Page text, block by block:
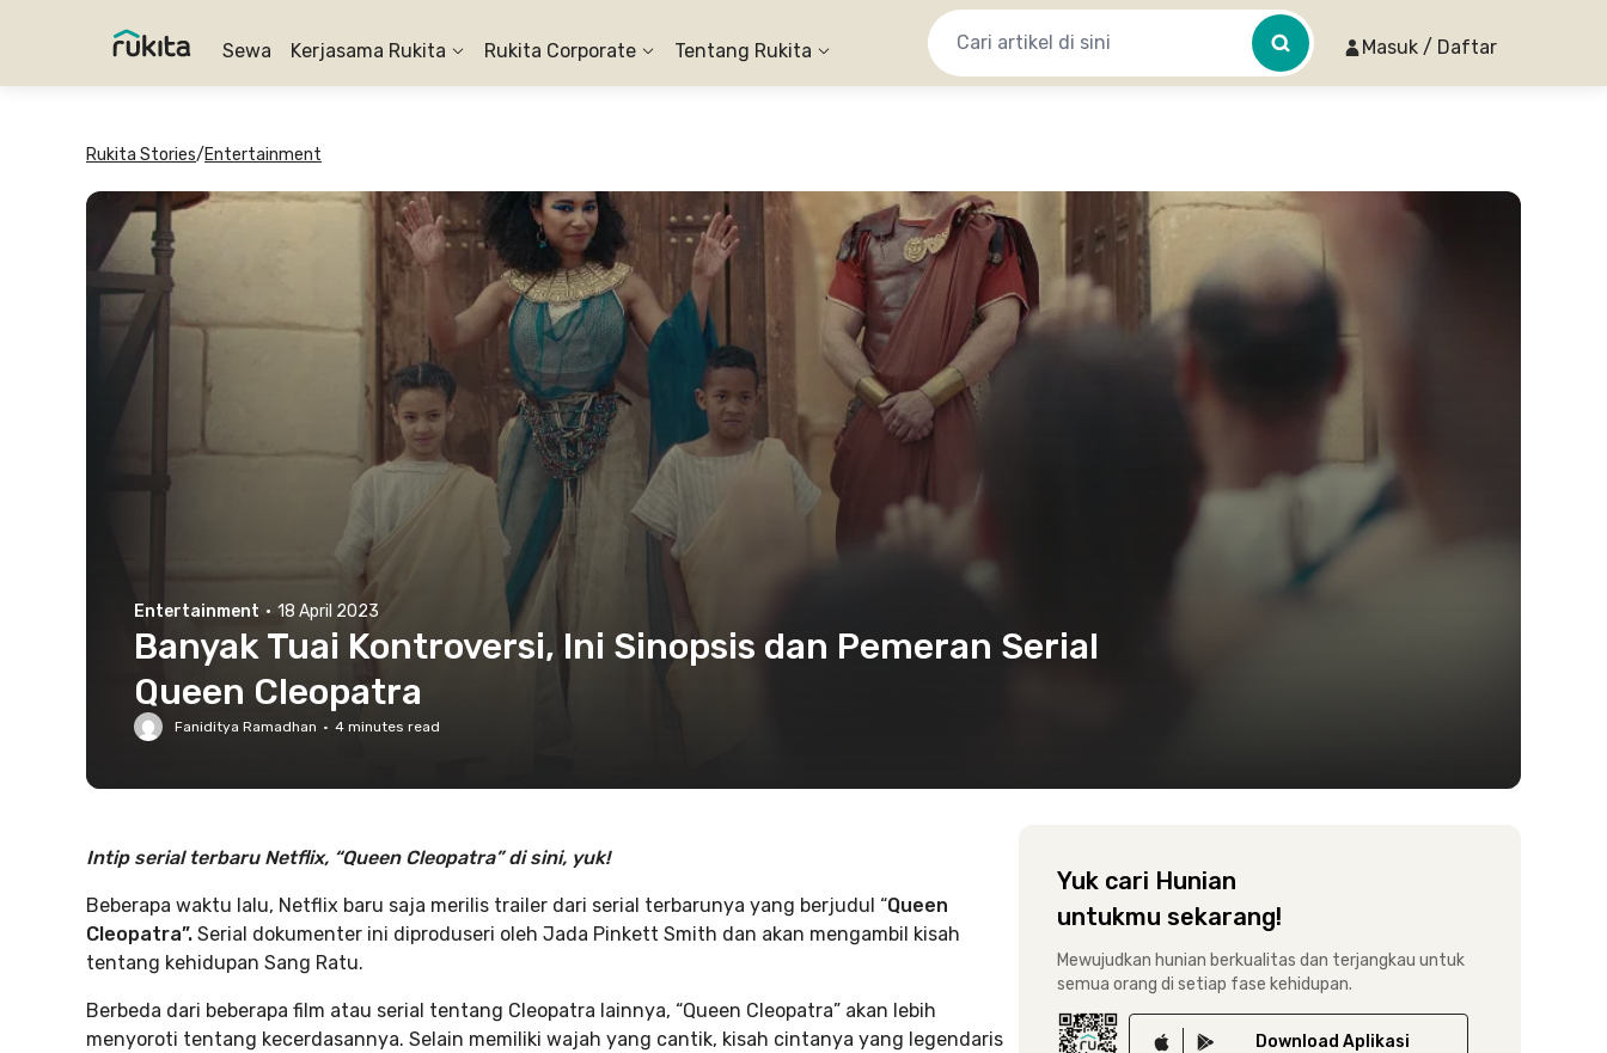
Sewa Kerjasama Rukita Rukita Corporate Tentang Rukita Masuk / Daftar
Rukita Stories/Entertainment
Entertainment · 18 April 2023
Banyak Tuai Kontroversi, Ini Sinopsis dan Pemeran Serial
Queen Cleopatra
Faniditya Ramadhan · 4 minutes read
Intip serial terbaru Netflix, “Queen Cleopatra” di sini, yuk!
Beberapa waktu lalu, Netflix baru saja merilis trailer dari serial terbarunya yang berjudul “Queen
Cleopatra”. Serial dokumenter ini diproduseri oleh Jada Pinkett Smith dan akan mengambil kisah
tentang kehidupan Sang Ratu.
Berbeda dari beberapa film atau serial tentang Cleopatra lainnya, “Queen Cleopatra” akan lebih
menyoroti tentang kecerdasannya. Selain memiliki wajah yang cantik, kisah cintanya yang legendaris
Yuk cari Hunian
untukmu sekarang!
Mewujudkan hunian berkualitas dan terjangkau untuk
semua orang di setiap fase kehidupan.
Download Aplikasi